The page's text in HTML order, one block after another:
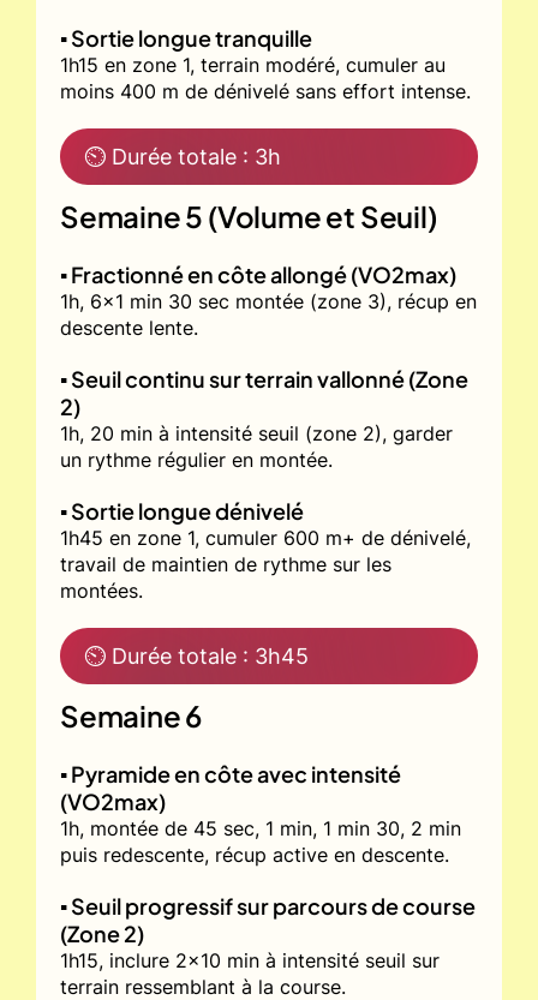
▪️ Sortie longue tranquille
1h15 en zone 1, terrain modéré, cumuler au
moins 400 m de dénivelé sans effort intense.
⏲ Durée totale : 3h
Semaine 5 (Volume et Seuil)
▪️ Fractionné en côte allongé (VO2max)
1h, 6x1 min 30 sec montée (zone 3), récup en
descente lente.
▪️ Seuil continu sur terrain vallonné (Zone
2)
1h, 20 min à intensité seuil (zone 2), garder
un rythme régulier en montée.
▪️ Sortie longue dénivelé
1h45 en zone 1, cumuler 600 m+ de dénivelé,
travail de maintien de rythme sur les
montées.
⏲ Durée totale : 3h45
Semaine 6
▪️ Pyramide en côte avec intensité
(VO2max)
1h, montée de 45 sec, 1 min, 1 min 30, 2 min
puis redescente, récup active en descente.
▪️ Seuil progressif sur parcours de course
(Zone 2)
1h15, inclure 2x10 min à intensité seuil sur
terrain ressemblant à la course.